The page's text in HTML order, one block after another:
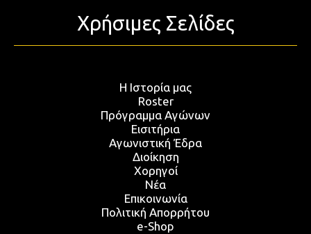
Χρήσιμες Σελίδες
Η Ιστορία μας
Roster
Πρόγραμμα Αγώνων
Εισιτήρια
Αγωνιστική Έδρα
Διοίκηση
Χορηγοί
Νέα
Επικοινωνία
Πολιτική Απορρήτου
e-Shop